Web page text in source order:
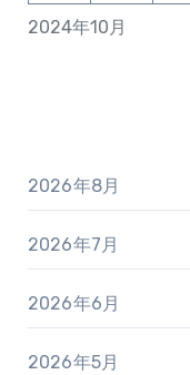
2024年10月
2026年8月
2026年7月
2026年6月
2026年5月